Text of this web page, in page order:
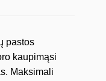
pastos
kaupimąsi
Maksimali